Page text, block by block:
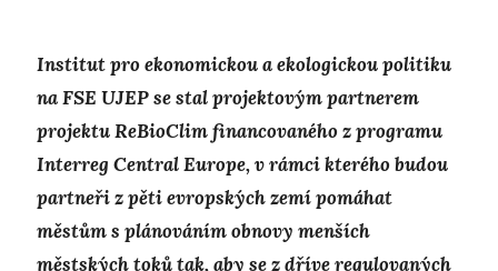
Institut pro ekonomickou a ekologickou politiku
na FSE UJEP se stal projektovým partnerem
projektu ReBioClim financovaného z programu
Interreg Central Europe, v rámci kterého budou
partneři z pěti evropských zemí pomáhat
městům s plánováním obnovy menších
městských toků tak, aby se z dříve regulovaných